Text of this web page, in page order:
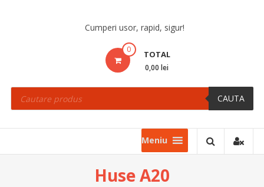
Cumperi usor, rapid, sigur!
0 TOTAL
0,00 lei
Products
search CAUTA
Meniu
Huse A20